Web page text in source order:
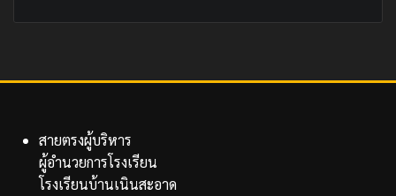
สายตรงผู้บริหาร
ผู้อำนวยการโรงเรียน
โรงเรียนบ้านเนินสะอาด